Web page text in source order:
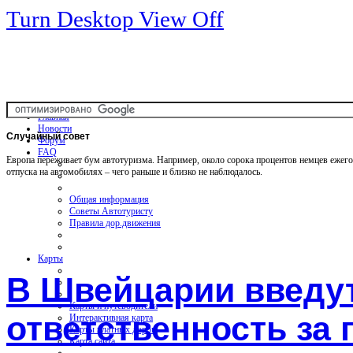
Turn Desktop View Off
Главная
Новости
Форум
FAQ
Общая информация
Советы Автотуристу
Правила дор.движения
Карты
Карты и путеводители
Интерактивная карта
Карты платных дорог
Карта сайта
Случайныйсовет
Европа переживает бум автотуризма. Например, около сорока процентов немцев
отпуска на автомобилях – чего раньше и близко не наблюдалось.
В Швейцарии
ответственность